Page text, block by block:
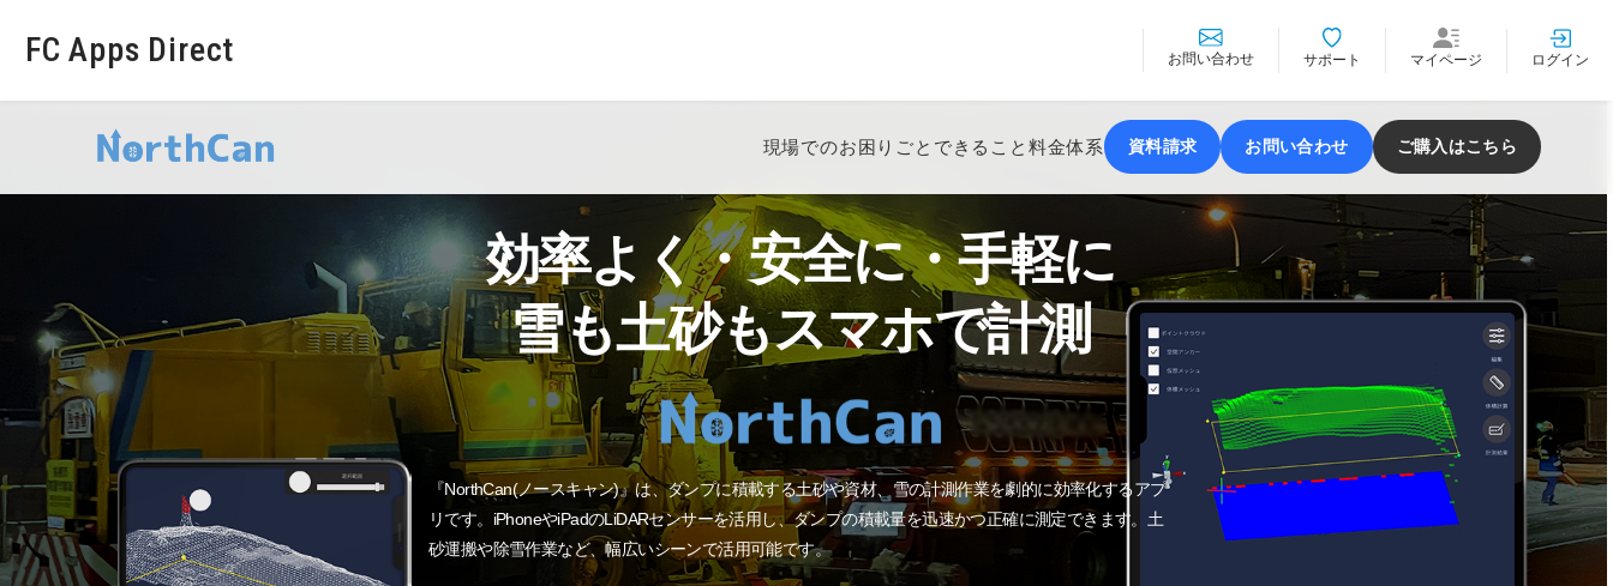
FC Apps Direct お問い合わせ サポート マイページ ログイン
現場でのお困りごと できること 料金体系 資料請求 お問い合わせ ご購入はこちら
効率よく・安全に・手軽に
雪も土砂もスマホで計測
『NorthCan(ノースキャン)』は、ダンプに積載する土砂や資材、雪の計測作業を劇的に効率化するアプ
リです。iPhoneやiPadのLiDARセンサーを活用し、ダンプの積載量を迅速かつ正確に測定できます。土
砂運搬や除雪作業など、幅広いシーンで活用可能です。